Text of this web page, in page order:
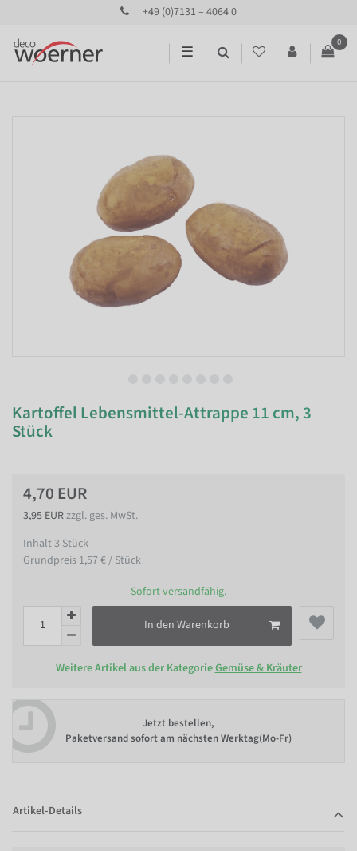
+49 (0)7131 – 4064 0
☰
0
Kartoffel Lebensmittel-Attrappe 11 cm, 3
Stück
4,70 EUR
3,95 EURzzgl. ges. MwSt.
Inhalt3 Stück
Grundpreis 1,57 € / Stück
Sofort versandfähig.
In den Warenkorb
Weitere Artikel aus der KategorieGemüse & Kräuter
Jetzt bestellen,
Paketversand sofort am nächsten Werktag(Mo-Fr)
Artikel-Details